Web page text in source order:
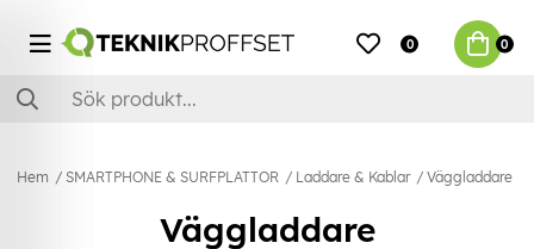
0 0
Hem SMARTPHONE & SURFPLATTOR Laddare & Kablar Väggladdare
Väggladdare